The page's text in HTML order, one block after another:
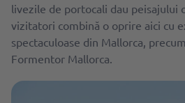
livezile de portocali dau peisajului
vizitatori combină o oprire aici cu
spectaculoase din Mallorca,
Formentor Mallorca.